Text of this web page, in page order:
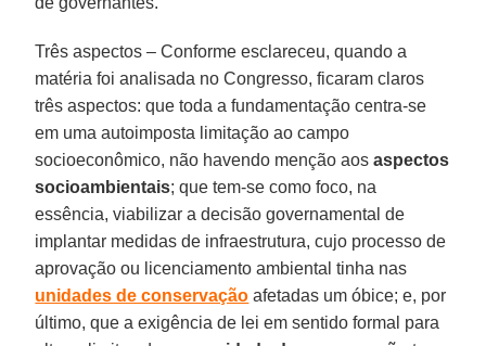
Três aspectos – Conforme esclareceu, quando a
matéria foi analisada no Congresso, ficaram claros
três aspectos: que toda a fundamentação centra-se
em uma autoimposta limitação ao campo
socioeconômico, não havendo menção aosaspectos
socioambientais; que tem-se como foco, na
essência, viabilizar a decisão governamental de
implantar medidas de infraestrutura, cujo processo de
aprovação ou licenciamento ambiental tinha nas
unidades de conservação afetadas um óbice; e, por
último, que a exigência de lei em sentido formal para